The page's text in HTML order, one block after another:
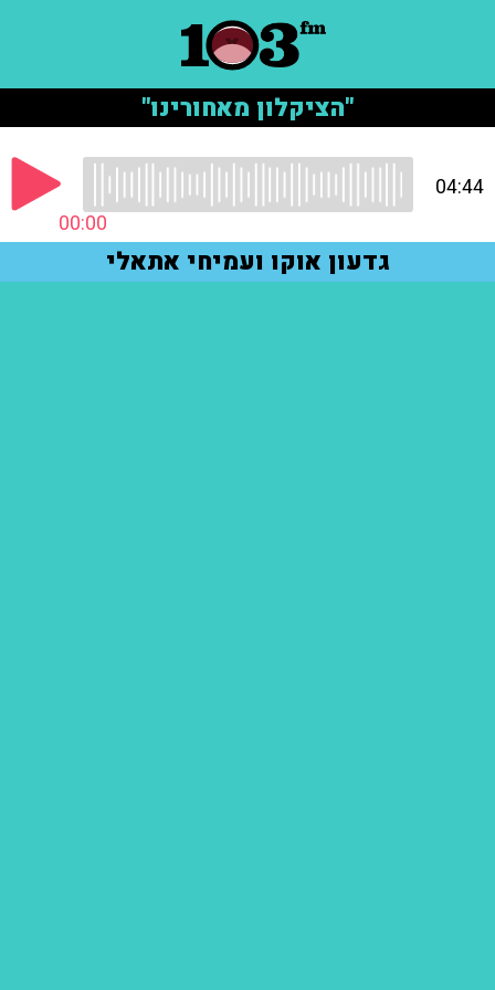
"הציקלון מאחורינו"
00:00
04:44
גדעון אוקו ועמיחי אתאלי